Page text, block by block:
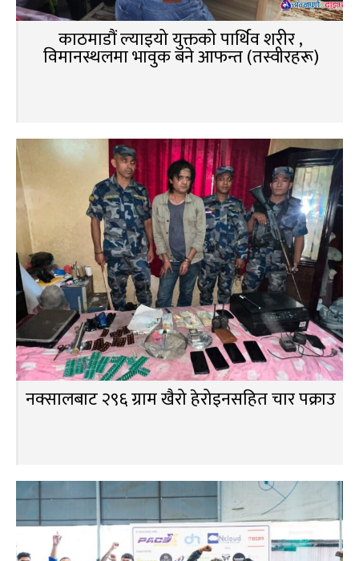
काठमाडौं ल्याइयो युक्तको पार्थिव शरीर ,
विमानस्थलमा भावुक बने आफन्त (तस्वीरहरू)
नक्सालबाट २९६ ग्राम खैरो हेरोइनसहित चार पक्राउ